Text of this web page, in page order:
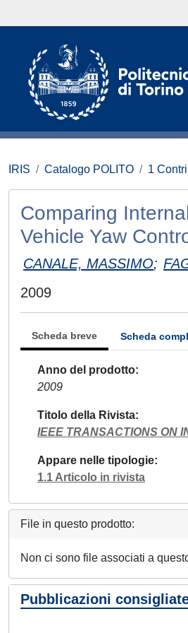
IRIS Catalogo POLITO 1
Comparing
Vehicle Yaw
CANALE, MASSIMO;
2009
Scheda breve Scheda
Anno del prodotto
2009
Titolo della Rivista
IEEE TRANSACTIONS ON
Appare nelle tipologie
1.1 Articolo in rivista
File in questo prodotto:
Non ci sono file associati a
Pubblicazioni